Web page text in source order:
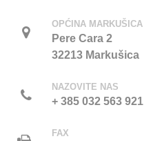
OPĆINA MARKUŠICA
Pere Cara 2
32213 Markušica
NAZOVITE NAS
+ 385 032 563 921
FAX